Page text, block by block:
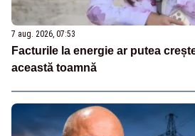
7 aug. 2026, 07:53
Facturile la energie ar putea
această toamnă